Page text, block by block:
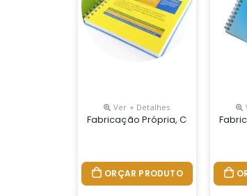
Ver + Detalhes
Fabricação Própria, Cadernos
ORÇAR PRODUTO